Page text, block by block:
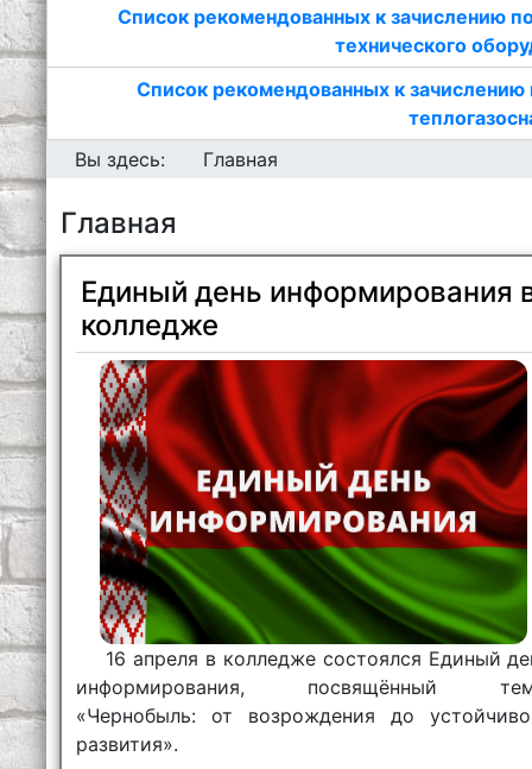
Список рекомендованных к зачислению
технического
Список рекомендованных к
Вы здесь:
Главная
Главная
Единый день информирования
колледже
16 апреля в колледже состоялся Единый
информирования, посвящённый
«Чернобыль: от возрождения до
развития».